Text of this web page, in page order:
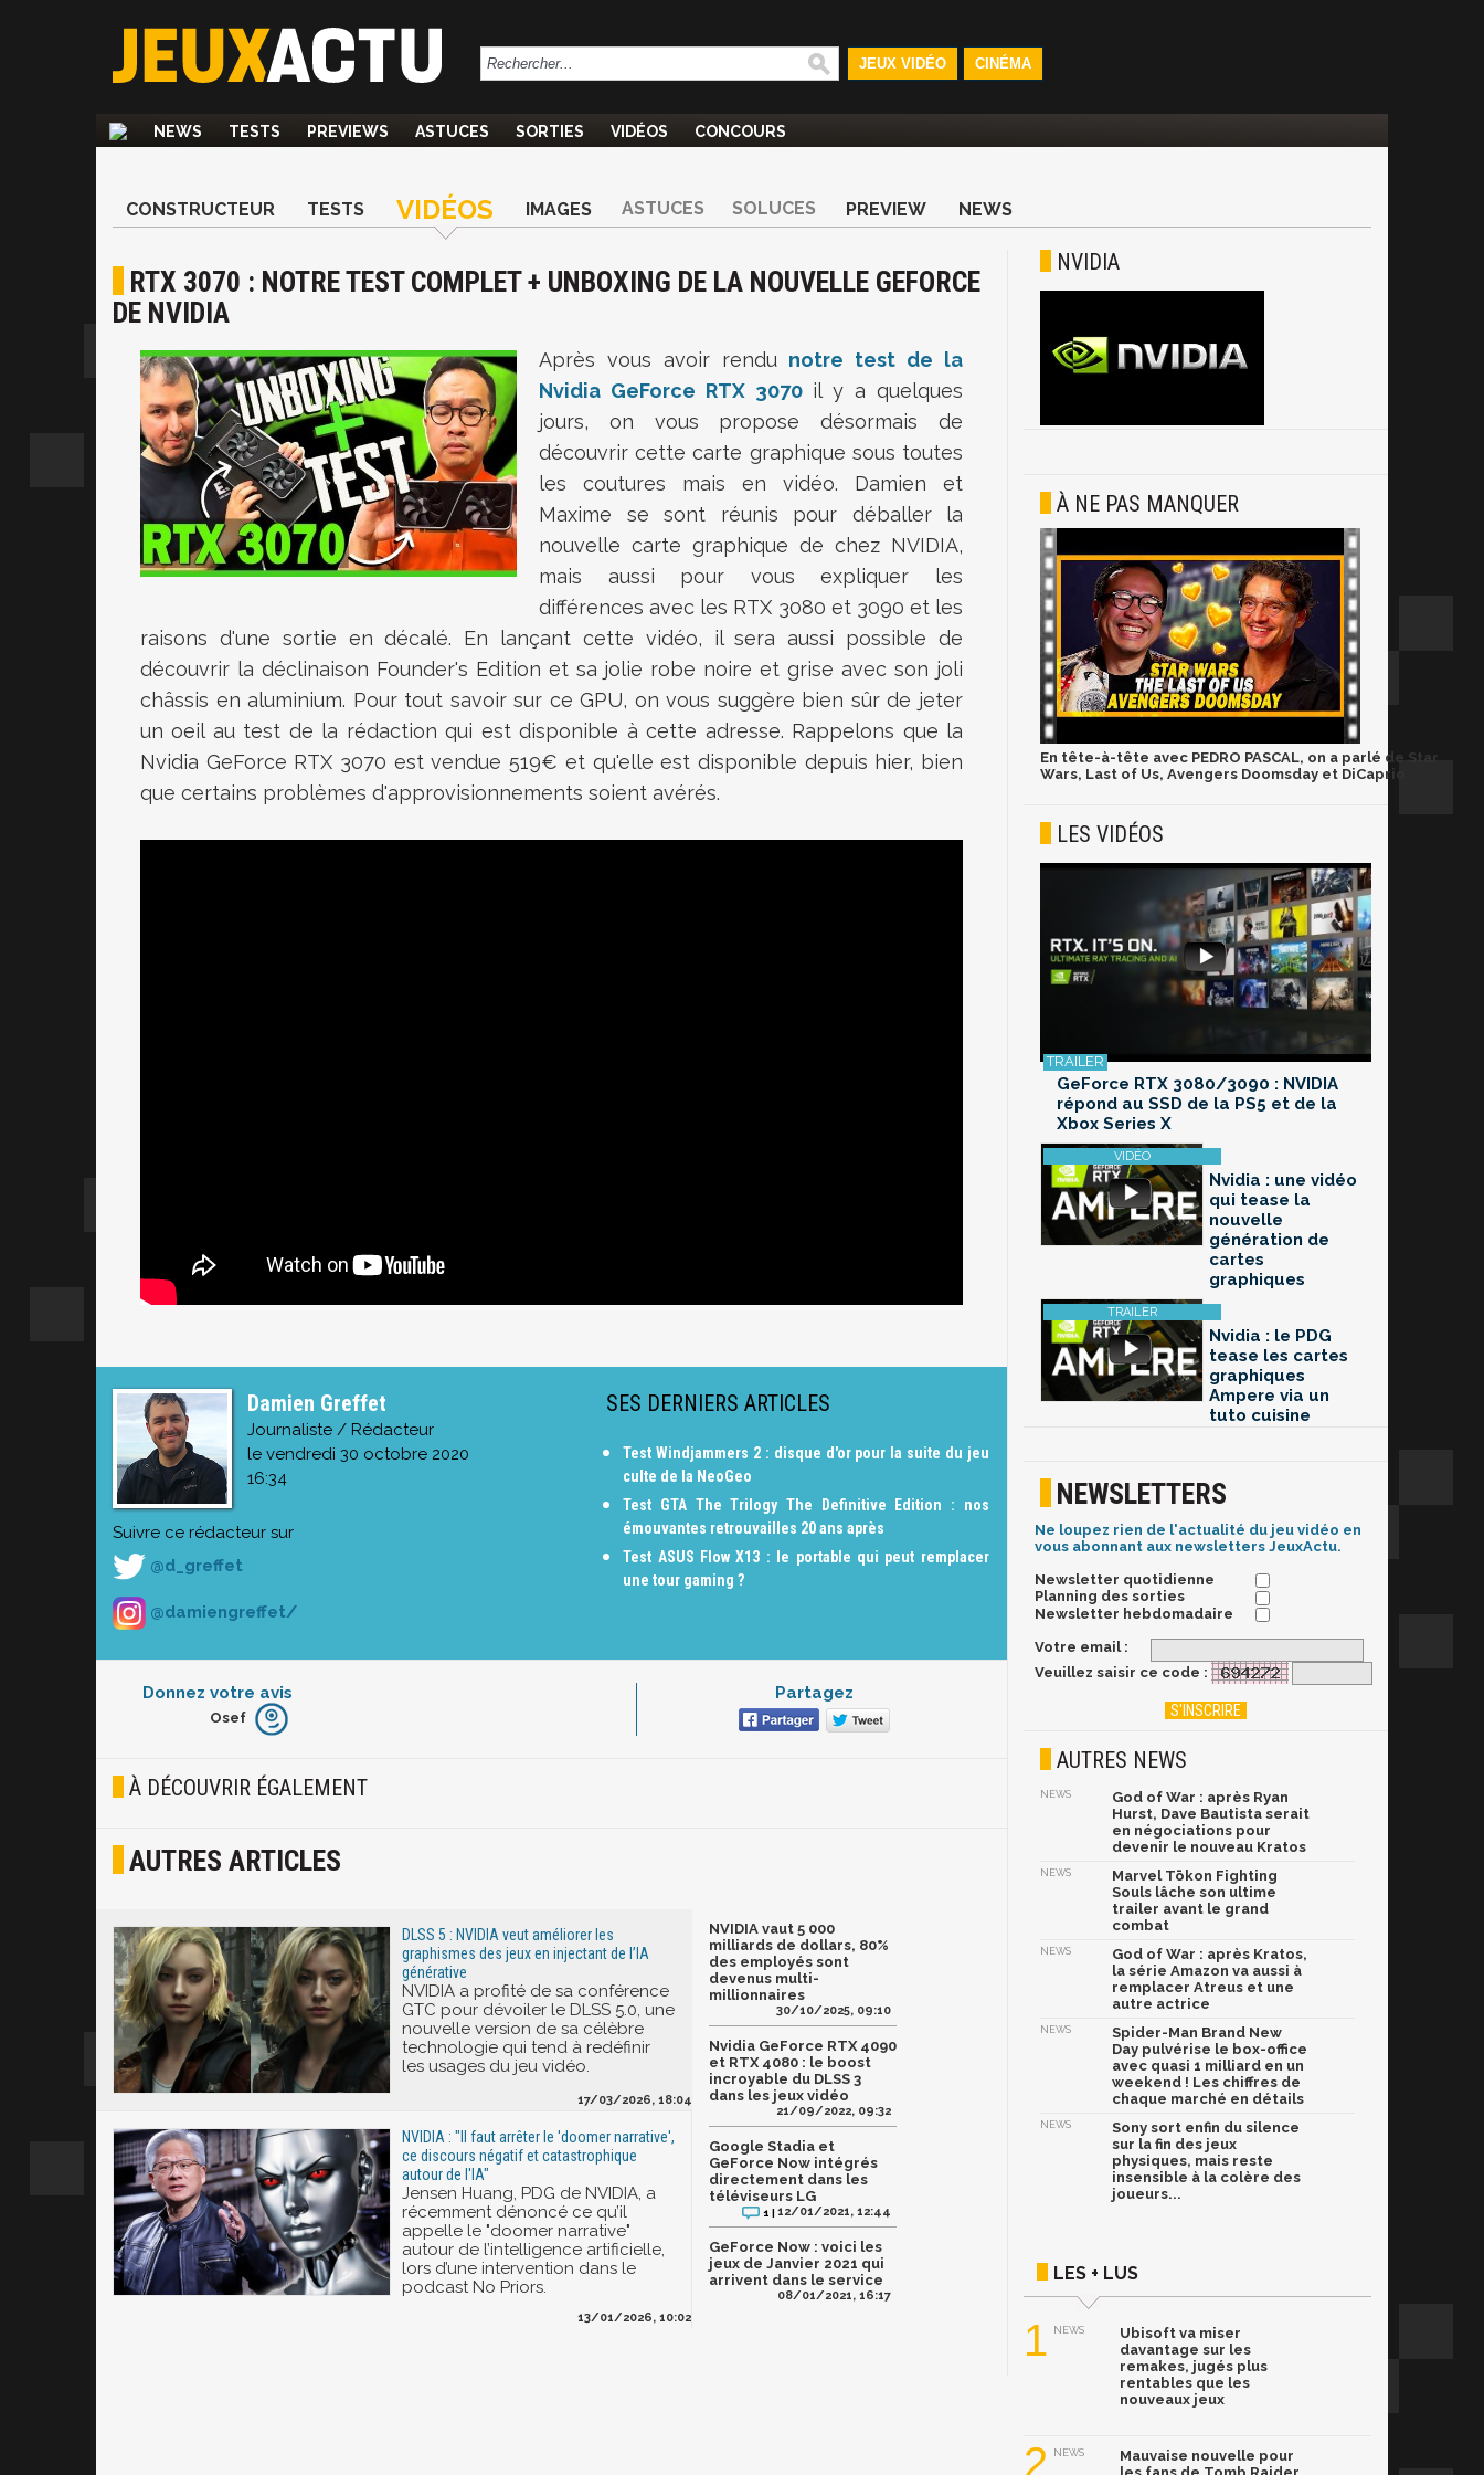
JEUX VIDÉO CINÉMA
NEWS TESTS PREVIEWS ASTUCES SORTIES VIDÉOS CONCOURS
CONSTRUCTEUR TESTS VIDÉOS IMAGES ASTUCES SOLUCES PREVIEW NEWS
RTX 3070 : NOTRE TEST COMPLET + UNBOXING DE LA NOUVELLE GEFORCE
DE NVIDIA
Après vous avoir rendu notre test de la
Nvidia GeForce RTX 3070il y a quelques
jours, on vous propose désormais de
découvrir cette carte graphique sous toutes
les coutures mais en vidéo. Damien et
Maxime se sont réunis pour déballer la
nouvelle carte graphique de chez NVIDIA,
mais aussi pour vous expliquer les
différences avec les RTX 3080 et 3090 et les
raisons d'une sortie en décalé. En lançant cette vidéo, il sera aussi possible de
découvrir la déclinaison Founder's Edition et sa jolie robe noire et grise avec son joli
châssis en aluminium. Pour tout savoir sur ce GPU, on vous suggère bien sûr de jeter
un oeil au test de la rédaction qui est disponible à cette adresse. Rappelons que la
Nvidia GeForce RTX 3070 est vendue 519€ et qu'elle est disponible depuis hier, bien
que certains problèmes d'approvisionnements soient avérés.
Damien Greffet
Journaliste / Rédacteur
le vendredi 30 octobre 2020
16:34
Suivre ce rédacteur sur
@d_greffet
@damiengreffet/
SES DERNIERS ARTICLES
Test Windjammers 2 : disque d'or pour la suite du jeu
culte de la NeoGeo
Test GTA The Trilogy The Definitive Edition : nos
émouvantes retrouvailles 20 ans après
Test ASUS Flow X13 : le portable qui peut remplacer
une tour gaming ?
Donnez votre avis
Furieux
Joyeux
Osef
Partagez
À DÉCOUVRIR ÉGALEMENT
AUTRES ARTICLES
DLSS 5 : NVIDIA veut améliorer les
graphismes des jeux en injectant de l’IA
générative
NVIDIA a profité de sa conférence
GTC pour dévoiler le DLSS 5.0, une
nouvelle version de sa célèbre
technologie qui tend à redéfinir
les usages du jeu vidéo.
17/03/2026, 18:04
NVIDIA : "Il faut arrêter le 'doomer narrative',
ce discours négatif et catastrophique
autour de l'IA"
Jensen Huang, PDG de NVIDIA, a
récemment dénoncé ce qu’il
appelle le "doomer narrative"
autour de l’intelligence artificielle,
lors d’une intervention dans le
podcast No Priors.
13/01/2026, 10:02
NVIDIA vaut 5 000
milliards de dollars, 80%
des employés sont
devenus multi-
millionnaires
30/10/2025, 09:10
Nvidia GeForce RTX 4090
et RTX 4080 : le boost
incroyable du DLSS 3
dans les jeux vidéo
21/09/2022, 09:32
Google Stadia et
GeForce Now intégrés
directement dans les
téléviseurs LG
1 |12/01/2021, 12:44
GeForce Now : voici les
jeux de Janvier 2021 qui
arrivent dans le service
08/01/2021, 16:17
NVIDIA
À NE PAS MANQUER
En tête-à-tête avec PEDRO PASCAL, on a parlé de Star
Wars, Last of Us, Avengers Doomsday et DiCaprio
LES VIDÉOS
GeForce RTX 3080/3090 : NVIDIA
répond au SSD de la PS5 et de la
Xbox Series X
Nvidia : une vidéo
qui tease la
nouvelle
génération de
cartes
graphiques
Nvidia : le PDG
tease les cartes
graphiques
Ampere via un
tuto cuisine
NEWSLETTERS
Ne loupez rien de l'actualité du jeu vidéo en
vous abonnant aux newsletters JeuxActu.
Newsletter quotidienne
Planning des sorties
Newsletter hebdomadaire
Votre email :
Veuillez saisir ce code :
AUTRES NEWS
NEWS
God of War : après Ryan
Hurst, Dave Bautista serait
en négociations pour
devenir le nouveau Kratos
NEWS
Marvel Tōkon Fighting
Souls lâche son ultime
trailer avant le grand
combat
NEWS
God of War : après Kratos,
la série Amazon va aussi à
remplacer Atreus et une
autre actrice
NEWS
Spider-Man Brand New
Day pulvérise le box-office
avec quasi 1 milliard en un
weekend ! Les chiffres de
chaque marché en détails
NEWS
Sony sort enfin du silence
sur la fin des jeux
physiques, mais reste
insensible à la colère des
joueurs...
LES + LUS
1 NEWS
Ubisoft va miser
davantage sur les
remakes, jugés plus
rentables que les
nouveaux jeux
2 NEWS
Mauvaise nouvelle pour